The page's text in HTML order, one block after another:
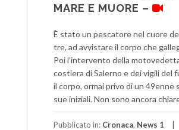
MARE E MUORE –
È stato un pescatore nel cuore
tre, ad avvistare il corpo che
Poi l’intervento della
costiera di Salerno e dei vigili del
il corpo, ormai privo di un 49enne
sue iniziali. Non sono ancora
Pubblicato in: Cronaca, News 1